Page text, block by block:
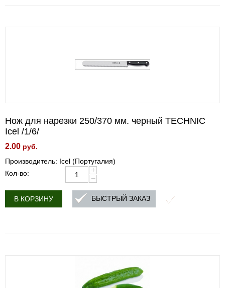
Нож для нарезки 250/370 мм. черный TECHNIC
Icel /1/6/
2.00 руб.
Производитель: Icel (Португалия)
Кол-во:
+
−
В КОРЗИНУ БЫСТРЫЙ ЗАКАЗ